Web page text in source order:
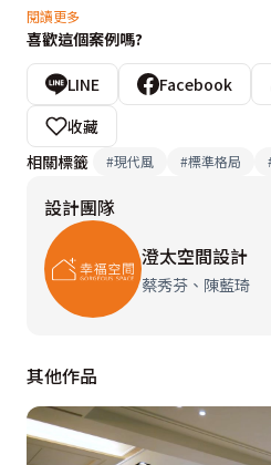
原本廚房跟客廳在房子的左右
廚房旁邊原為2間臥房，設計師
牌，把這兩間臥房及廚房的隔
側的客廳及餐廳對調至打通的
放式廚房、客、餐廳的空間。
間效果卻是比原先的大很多。
廚房整體廚具更新，局部利用
足原先收納及備菜空間不足的
當需要煮飯時可將拉門拉起隔
的空間。
閱讀更多
喜歡這個案例嗎?
LINE Facebook
收藏
相關標籤
#現代風 #標準格局
設計團隊
澄太空間設計
蔡秀芬、陳藍琦
其他作品